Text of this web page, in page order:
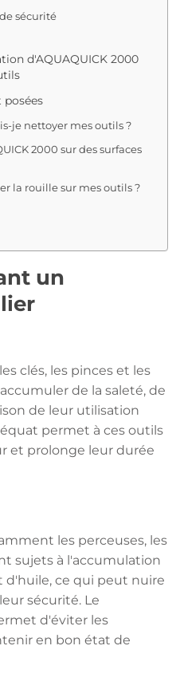
sécurité
d'AQUAQUICK 2000
je nettoyer mes outils ?
2000 sur des surfaces
la rouille sur mes outils ?
un
clés, les pinces et les
de la saleté, de
de leur utilisation
permet à ces outils
et prolonge leur durée
les perceuses, les
sujets à l'accumulation
d'huile, ce qui peut nuire
sécurité. Le
d'éviter les
en bon état de